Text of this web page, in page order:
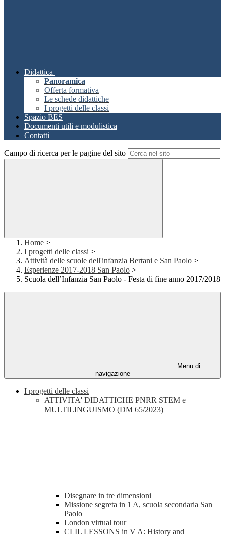
Didattica
Panoramica
Offerta formativa
Le schede didattiche
I progetti delle classi
Spazio BES
Documenti utili e modulistica
Contatti
Campo di ricerca per le pagine del sito
Home >
I progetti delle classi >
Attività delle scuole dell'infanzia Bertani e San Paolo >
Esperienze 2017-2018 San Paolo >
Scuola dell’Infanzia San Paolo - Festa di fine anno 2017/2018
Menu di
navigazione
I progetti delle classi
ATTIVITA' DIDATTICHE PNRR STEM e
MULTILINGUISMO (DM 65/2023)
Disegnare in tre dimensioni
Missione segreta in 1 A, scuola secondaria San
Paolo
London virtual tour
CLIL LESSONS in V A: History and